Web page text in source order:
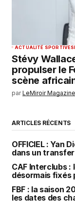
ACTUALITÉ SPORTIVE
Stévy
propulser le
scène
par LeMiroir Magazine
ARTICLES RÉCENTS
OFFICIEL : Yan
dans un
CAF Interclubs
désormais fixés
FBF : la saison
les dates des